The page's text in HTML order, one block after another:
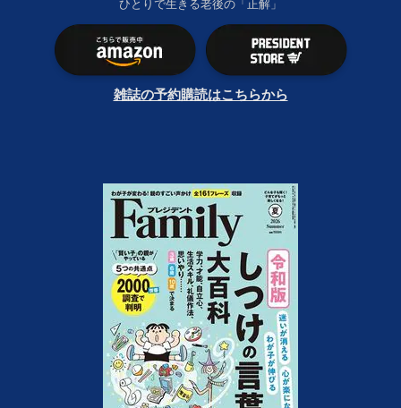
ひとりで生きる老後の「正解」
雑誌の予約購読はこちらから